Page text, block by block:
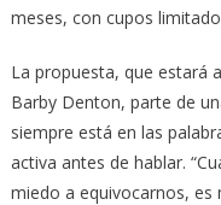
meses, con cupos
La propuesta, que estará
Barby Denton, parte de
siempre está en las
activa antes de hablar.
miedo a equivocarnos, es